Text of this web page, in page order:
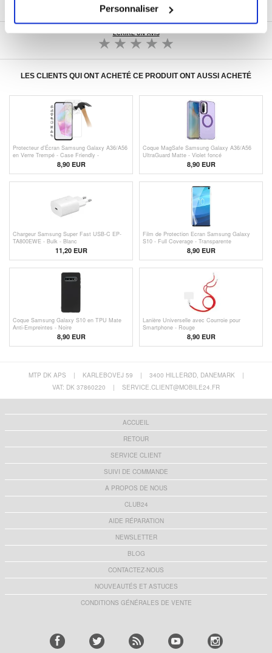
Personnaliser
ÉCRIRE UN AVIS
LES CLIENTS QUI ONT ACHETÉ CE PRODUIT ONT AUSSI ACHETÉ
Protecteur d'Écran Samsung Galaxy A36/A56
en Verre Trempé - Case Friendly -
8,90 EUR
Coque MagSafe Samsung Galaxy A36/A56
UltraGuard Matte - Violet foncé
8,90 EUR
Chargeur Samsung Super Fast USB-C EP-
TA800EWE - Bulk - Blanc
11,20EUR
Film de Protection Ecran Samsung Galaxy
S10 - Full Coverage - Transparente
8,90 EUR
Coque Samsung Galaxy S10 en TPU Mate
Anti-Empreintes - Noire
8,90 EUR
Lanière Universelle avec Courroie pour
Smartphone - Rouge
8,90 EUR
MTP DK APS | KARLEBOVEJ 59 | 3400 HILLERØD, DANEMARK
|
VAT: DK 37860220
| SERVICE.CLIENT@MOBILE24.FR
ACCUEIL
RETOUR
SERVICE CLIENT
SUIVI DE COMMANDE
A PROPOS DE NOUS
CLUB24
AIDE RÉPARATION
NEWSLETTER
BLOG
CONTACTEZ-NOUS
NOUVEAUTÉS ET ASTUCES
CONDITIONS GÉNÉRALES DE VENTE